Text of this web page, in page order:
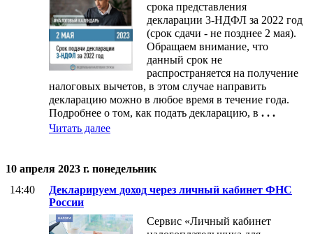
срока представления
декларации 3-НДФЛ за 2022 год
(срок сдачи - не позднее 2 мая).
Обращаем внимание, что
данный срок не
распространяется на получение
налоговых вычетов, в этом случае направить
декларацию можно в любое время в течение года.
Подробнее о том, как подать декларацию, в . . .
Читать далее
10 апреля 2023 г. понедельник
14:40
Декларируем доход через личный кабинет ФНС
России
Сервис «Личный кабинет